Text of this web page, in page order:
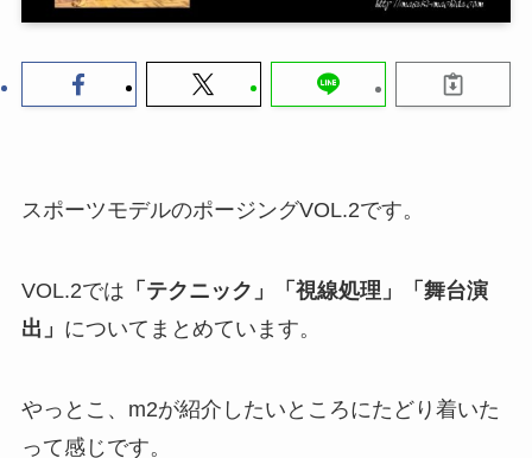
スポーツモデルのポージングVOL.2です。
VOL.2では 「テクニック」「視線処理」「舞台演
出」 についてまとめています。
やっとこ、m2が紹介したいところにたどり着いた
って感じです。